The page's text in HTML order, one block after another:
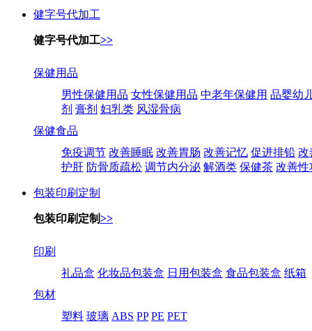
健字号代加工
健字号代加工>>
保健用品
男性保健用品 女性保健用品 中老年保健用 品婴幼
剂 膏剂 妇乳类 风湿骨病
保健食品
免疫调节 改善睡眠 改善胃肠 改善记忆 促进排铅 改
护肝 防骨质疏松 调节内分泌 解酒类 保健茶 改善性
包装印刷定制
包装印刷定制>>
印刷
礼品盒 化妆品包装盒 日用包装盒 食品包装盒 纸箱
包材
塑料 玻璃 ABS PP PE PET